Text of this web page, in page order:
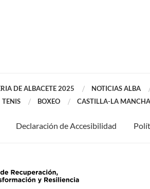
DE ALBACETE 2025
NOTICIAS ALBA
TENIS BOXEO CASTILLA-LA MANCHA
Declaración de Accesibilidad